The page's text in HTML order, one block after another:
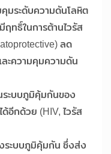
คุมระดับความดันโลหิต
ทธิ์ในการต้านไวรัส
ลด
ละความคุมความดัน
ะบบภูมิคุ้มกันของ
ด้อีกด้วย (HIV, ไวรัส
ระบบภูมิคุ้มกัน ซึ่งส่ง